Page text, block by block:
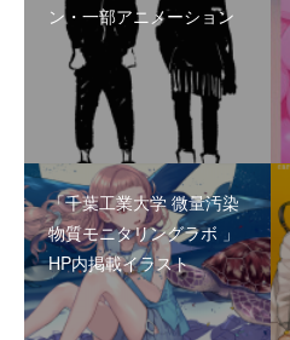
ン・一部アニメーション
「千葉工業大学 微量汚染
物質モニタリングラボ 」
HP内掲載イラスト